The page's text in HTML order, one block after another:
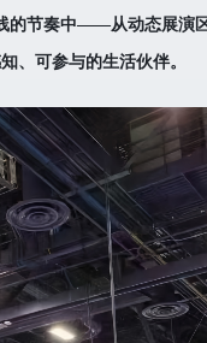
的节奏中——从动态展演
、可参与的生活伙伴。